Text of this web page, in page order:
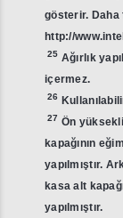
gösterir. Daha
http://
25 Ağırlık
içermez.
26
27 Ön
kapağının
yapılmıştır.
kasa alt
yapılmıştır.